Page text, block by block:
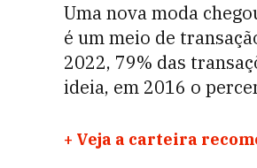
Uma nova moda
é um meio de
2022, 79% das
ideia, em 2016 o
+ Veja a carteira